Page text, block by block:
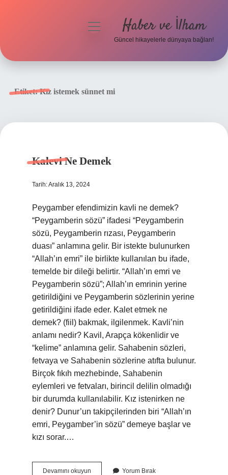
menüyü
Haber ve İlham
Güncel hikayelerle dünyaya bağlan!
Etiket:Kız istemek sünnet mi
Kalevi Ne Demek
Tarih: Aralık 13, 2024
Peygamber efendimizin kavli ne demek?
“Peygamberin sözü” ifadesi “Peygamberin
sözü, Peygamberin rızası, Peygamberin
duası” anlamına gelir. Bir istekte bulunurken
“Allah’ın emri” ile birlikte kullanılan bu ifade,
temelde bir dileği belirtir. “Allah’ın emri ve
Peygamberin sözü”; Allah’ın emrinin yerine
getirildiğini ve Peygamberin sözlerinin yerine
getirildiğini ifade eder. Kalet etmek ne
demek? (fiil) bakmak, ilgilenmek. Kavli’nin
anlamı nedir? Kavil, Arapça kökenlidir ve
“kelime” anlamına gelir. Sahabenin sözleri,
fetvaya ve Sahabenin sözlerine atıfta bulunur.
Birçok fıkıh mezhebinde, Sahabenin
eylemleri ve fetvaları, birincil delilin olmadığı
bir durumda kullanılabilir. Kız istenirken ne
denir? Dunur’un takipçilerinden biri “Allah’ın
emri, Peygamber’in sözü” demeye başlar ve
kızı sorar.…
Devamını okuyun Yorum Bırak